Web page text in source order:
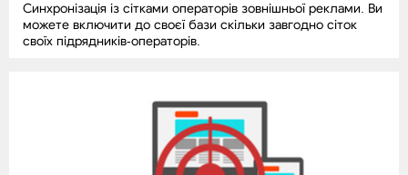
Синхронізація із сітками операторів зовнішньої реклами. Ви
можете включити до своєї бази скільки завгодно сіток
своїх підрядників-операторів.